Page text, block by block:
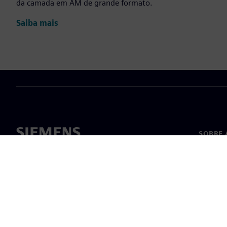
da camada em AM de grande formato.
Saiba mais
SOBRE